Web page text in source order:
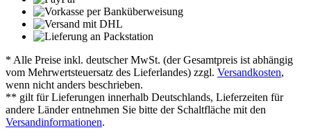
* Alle Preise inkl. deutscher MwSt. (der Gesamtpreis ist abhängig
vom Mehrwertsteuersatz des Lieferlandes) zzgl. Versandkosten,
wenn nicht anders beschrieben.
** gilt für Lieferungen innerhalb Deutschlands, Lieferzeiten für
andere Länder entnehmen Sie bitte der Schaltfläche mit den
Versandinformationen.